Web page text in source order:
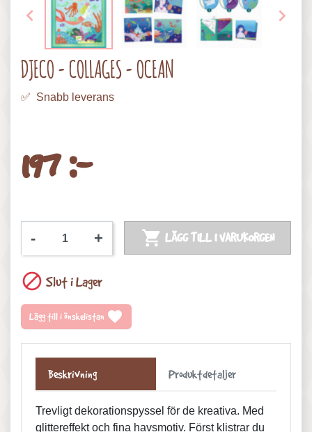
 
DJECO - COLLAGES - OCEAN
✅ Snabb leverans
197 :-
- +  LÄGG TILL I VARUKORGEN
 Slut i Lager
Lägg till i önskelistan favorite
Beskrivning Produktdetaljer
Trevligt dekorationspyssel för de kreativa. Med
glittereffekt och fina havsmotiv. Först klistrar du